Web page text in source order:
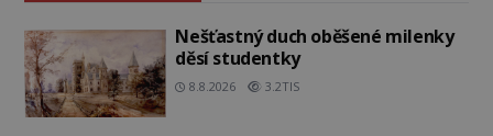
Nešťastný duch oběšené milenky
děsí studentky
8.8.2026 3.2TIS